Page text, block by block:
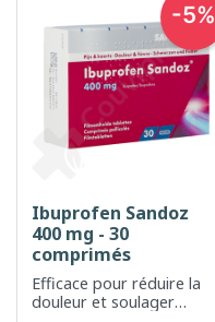
Ibuprofen Sandoz
400 mg - 30
comprimés
Efficace pour réduire la
douleur et soulager
-5%